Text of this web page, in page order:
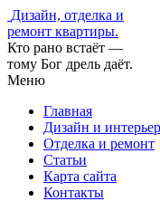
Дизайн, отделка и
ремонт квартиры.
Кто рано встаёт —
тому Бог дрель даёт.
Меню
Главная
Дизайн и интерьер
Отделка и ремонт
Статьи
Карта сайта
Контакты